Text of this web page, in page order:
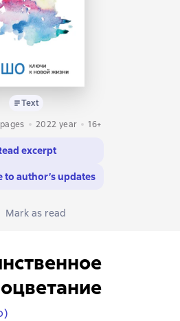
Text
2022 year 16+
excerpt
to author’s updates
Mark as read